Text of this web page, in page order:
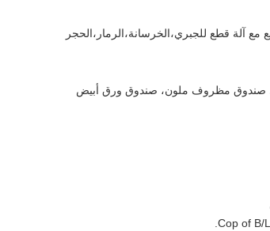
آلة قطع للجبري،الخرسانة،الرمار،الحجر